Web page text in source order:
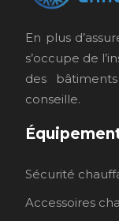
En plus
s’occupe de
des
conseille.
Sécurité
Accessoires